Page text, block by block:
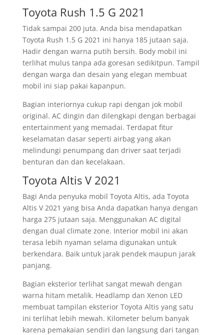
Toyota Rush 1.5 G 2021
Tidak sampai 200 juta. Anda bisa mendapatkan
Toyota Rush 1.5 G 2021 ini hanya 185 jutaan saja.
Hadir dengan warna putih bersih. Body mobil ini
terlihat mulus tanpa ada goresan sedikitpun. Tampil
dengan warga dan desain yang elegan membuat
mobil ini siap pakai kapanpun.
Bagian interiornya cukup rapi dengan jok mobil
original. AC dingin dan dilengkapi dengan berbagai
entertainment yang memadai. Terdapat fitur
keselamatan dasar seperti airbag yang akan
melindungi penumpang dan driver saat terjadi
benturan dan dan kecelakaan.
Toyota Altis V 2021
Bagi Anda penyuka mobil Toyota Altis, ada Toyota
Altis V 2021 yang bisa Anda dapatkan hanya dengan
harga 275 jutaan saja. Menggunakan AC digital
dengan dual climate zone. Interior mobil ini akan
terasa lebih nyaman selama digunakan untuk
berkendara. Baik untuk jarak pendek maupun jarak
panjang.
Bagian eksterior terlihat sangat mewah dengan
warna hitam metalik. Headlamp dan Xenon LED
membuat tampilan eksterior Toyota Altis yang satu
ini terlihat lebih mewah. Kilometer belum banyak
karena pemakaian sendiri dan langsung dari tangan